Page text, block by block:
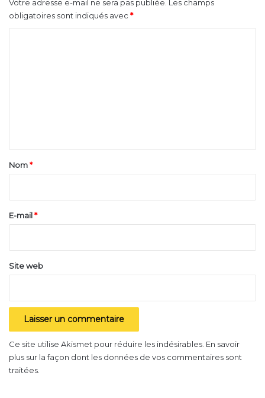
Votre adresse e-mail ne sera pas publiée.
Les champs
obligatoires sont indiqués avec *
a
e
Nom*
E-mail*
Site web
Ce site utilise Akismet pour réduire les indésirables. En savoir
plus sur la façon dont les données de vos commentaires sont
traitées